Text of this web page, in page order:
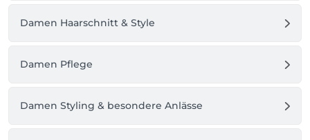
Damen Haarschnitt & Style
Damen Pflege
Damen Styling & besondere Anlässe